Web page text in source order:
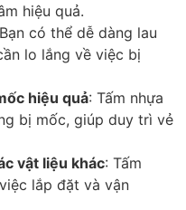
hiệu quả.
có thể dễ dàng lau
lo lắng về việc bị
hiệu quả: Tấm nhựa
bị mốc, giúp duy trì vẻ
vật liệu khác: Tấm
lắp đặt và vận